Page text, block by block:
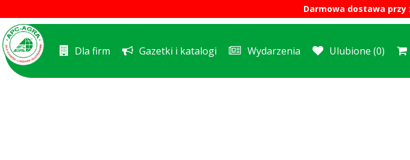
Darmowa dostawa przy
Dla firm Gazetki i katalogi Wydarzenia Ulubione (0)